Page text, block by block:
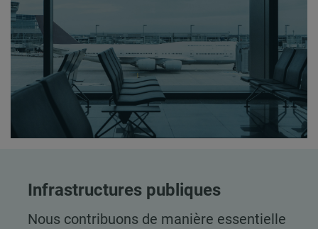
Infrastructures publiques
Nous contribuons de manière essentielle